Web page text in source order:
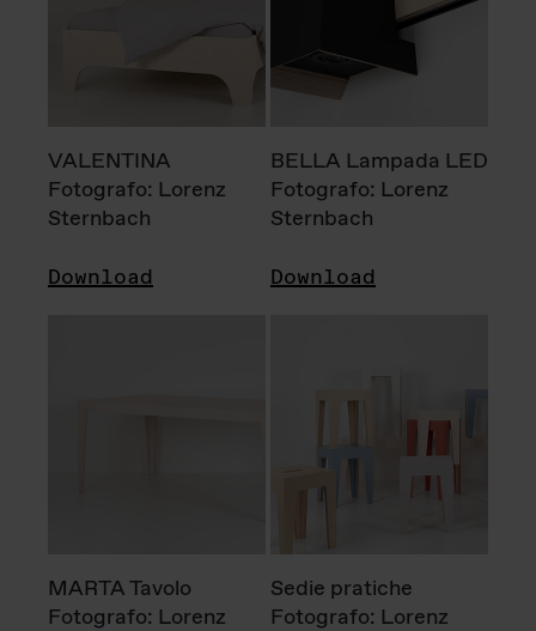
VALENTINA
Fotografo: Lorenz
Sternbach
Download
BELLA Lampada LED
Fotografo: Lorenz
Sternbach
Download
MARTA Tavolo
Fotografo: Lorenz
Sedie pratiche
Fotografo: Lorenz